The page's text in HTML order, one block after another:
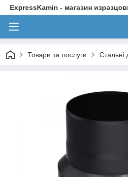
ExpressKamin - магазин
Товари та послуги Стальні